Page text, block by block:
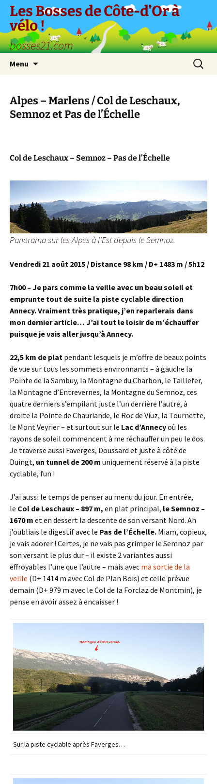
Aller
contenu
Les Bosses de Côte-d'Or à
vélo !
bosses21.com
Menu
Alpes – Marlens / Col de Leschaux,
Semnoz et Pas de l’Échelle
Col de Leschaux – Semnoz – Pas de l’Échelle
Panorama sur les Alpes à l’Est depuis le Semnoz.
Vendredi 21 août 2015 / Distance 98 km / D+ 1483 m / 5h12
7h00 – Je pars comme la veille avec un beau soleil et
emprunte tout de suite la piste cyclable direction
Annecy. Vraiment très pratique, j’en reparlerais dans
mon dernier article… J’ai tout le loisir de m’échauffer
puisque je vais aller jusqu’à Annecy.
22,5 km de plat pendant lesquels je m’offre de beaux points
de vue sur tous les sommets environnants – à gauche la
Pointe de la Sambuy, la Montagne du Charbon, le Taillefer,
la Montagne d’Entrevernes, la Montagne du Semnoz, ces
quatre derniers s’empilant juste l’un derrière l’autre, à
droite la Pointe de Chauriande, le Roc de Viuz, la Tournette,
le Mont Veyrier – et surtout sur le Lac d’Annecyoù les
rayons de soleil commencent à me réchauffer un peu le dos.
Je traverse aussi Faverges, Doussard et juste à côté de
Duingt, un tunnel de 200 m uniquement réservé à la piste
cyclable, fun !
J’ai aussi le temps de penser au menu du jour. En entrée,
le Col de Leschaux – 897 m, en plat principal, le Semnoz –
1670 m et en dessert la descente de son versant Nord. Ah
j’oubliais le digestif avec le Pas de l’Échelle. Miam, copieux,
je vais adorer ! Certes, je ne vais pas grimper le Semnoz par
son versant le plus dur – il existe 2 variantes aussi
effroyables l’une que l’autre – mais avec ma sortie de la
veille (D+ 1414 m avec Col de Plan Bois) et celle prévue
demain (D+ 979 m avec le Col de la Forclaz de Montmin), je
pense en avoir assez à encaisser !
Sur la piste cyclable après Faverges…